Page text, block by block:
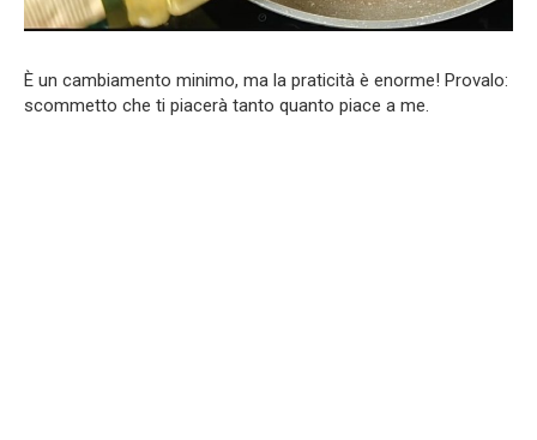
È un cambiamento minimo, ma la praticità è enorme! Provalo:
scommetto che ti piacerà tanto quanto piace a me.